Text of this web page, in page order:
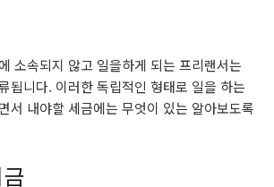
소속되지 않고 일을하게 되는 프리랜서는
됩니다. 이러한 독립적인 형태로 일을 하는
서 내야할 세금에는 무엇이 있는 알아보도록